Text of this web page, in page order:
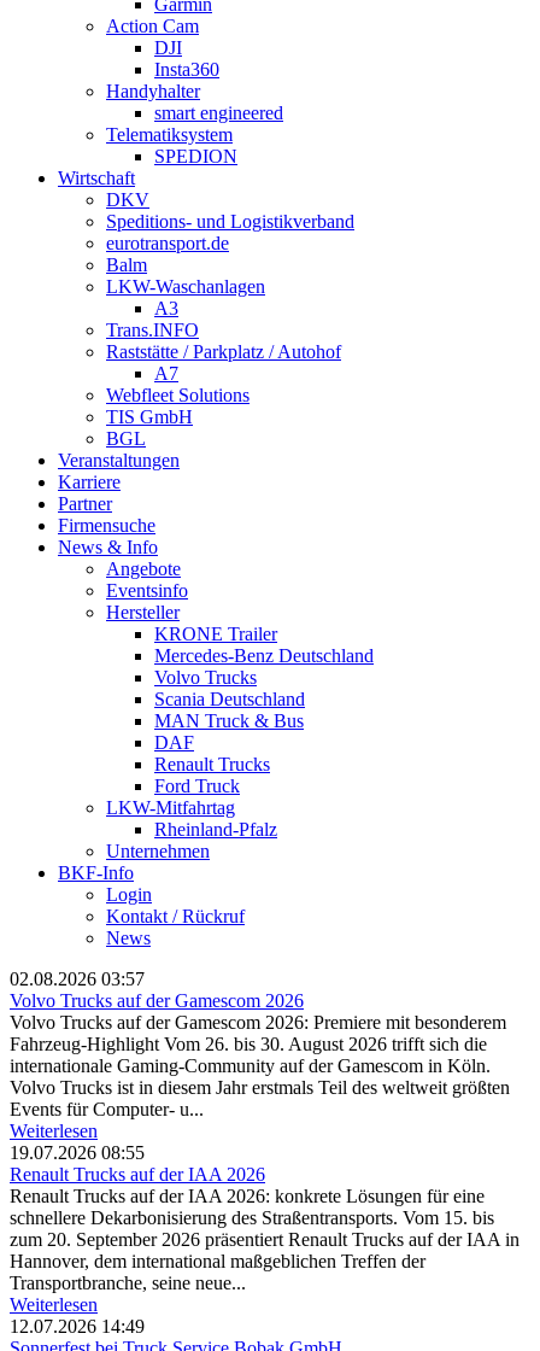
Garmin
Action Cam
DJI
Insta360
Handyhalter
smart engineered
Telematiksystem
SPEDION
Wirtschaft
DKV
Speditions- und Logistikverband
eurotransport.de
Balm
LKW-Waschanlagen
A3
Trans.INFO
Raststätte / Parkplatz / Autohof
A7
Webfleet Solutions
TIS GmbH
BGL
Veranstaltungen
Karriere
Partner
Firmensuche
News & Info
Angebote
Eventsinfo
Hersteller
KRONE Trailer
Mercedes-Benz Deutschland
Volvo Trucks
Scania Deutschland
MAN Truck & Bus
DAF
Renault Trucks
Ford Truck
LKW-Mitfahrtag
Rheinland-Pfalz
Unternehmen
BKF-Info
Login
Kontakt / Rückruf
News
02.08.2026 03:57
Volvo Trucks auf der Gamescom 2026
Volvo Trucks auf der Gamescom 2026: Premiere mit besonderem
Fahrzeug-Highlight Vom 26. bis 30. August 2026 trifft sich die
internationale Gaming-Community auf der Gamescom in Köln.
Volvo Trucks ist in diesem Jahr erstmals Teil des weltweit größten
Events für Computer- u...
Weiterlesen
19.07.2026 08:55
Renault Trucks auf der IAA 2026
Renault Trucks auf der IAA 2026: konkrete Lösungen für eine
schnellere Dekarbonisierung des Straßentransports. Vom 15. bis
zum 20. September 2026 präsentiert Renault Trucks auf der IAA in
Hannover, dem international maßgeblichen Treffen der
Transportbranche, seine neue...
Weiterlesen
12.07.2026 14:49